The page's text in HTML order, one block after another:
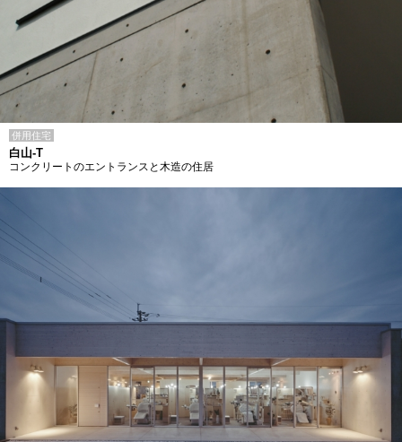
併用住宅
白山-T
コンクリートのエントランスと木造の住居